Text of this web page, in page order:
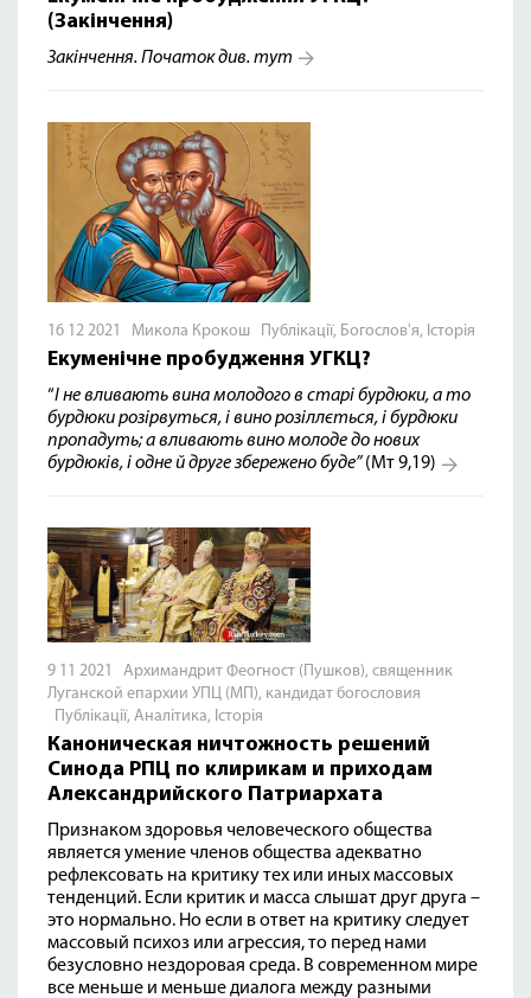
(Закінчення)
Закінчення. Початок див. тут
16 12 2021 Микола Крокош Публікації, Богослов'я, Історія
Екуменічне пробудження УГКЦ?
“Іневливаютьвинамолодогов старібурдюки,ато
бурдюкирозірвуться,івинорозіллється,ібурдюки
пропадуть;авливаютьвиномолодедонових
бурдюків,іоднейдругезбереженобуде”(Мт 9,19)
9 11 2021 Архимандрит Феогност (Пушков), священник
Луганской епархии УПЦ (МП), кандидат богословия
Публікації, Аналітика, Історія
Каноническая ничтожность решений
Синода РПЦ по клирикам и приходам
Александрийского Патриархата
Признаком здоровья человеческого общества
является умение членов общества адекватно
рефлексовать на критику тех или иных массовых
тенденций. Если критик и масса слышат друг друга –
это нормально. Но если в ответ на критику следует
массовый психоз или агрессия, то перед нами
безусловно нездоровая среда. В современном мире
все меньше и меньше диалога между разными